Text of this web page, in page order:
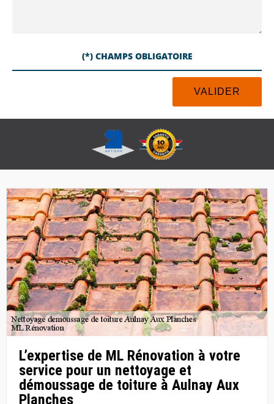
(*) CHAMPS OBLIGATOIRE
L’expertise de ML Rénovation à votre
service pour un nettoyage et
démoussage de toiture à Aulnay Aux
Planches